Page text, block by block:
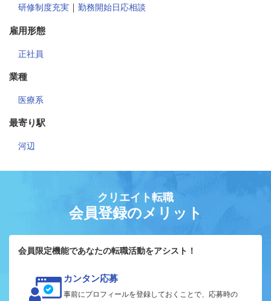
研修制度充実 ｜ 勤務開始日応相談
雇用形態
正社員
業種
医療系
最寄り駅
河辺
クリエイト転職
会員登録のメリット
会員限定機能であなたの転職活動をアシスト！
カンタン応募
事前にプロフィールを登録しておくことで、応募時の